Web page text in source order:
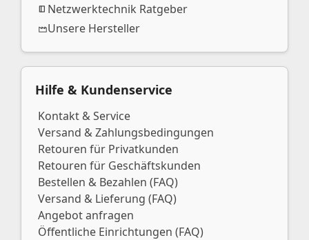
Netzwerktechnik Ratgeber
Unsere Hersteller
Hilfe & Kundenservice
Kontakt & Service
Versand & Zahlungsbedingungen
Retouren für Privatkunden
Retouren für Geschäftskunden
Bestellen & Bezahlen (FAQ)
Versand & Lieferung (FAQ)
Angebot anfragen
Öffentliche Einrichtungen (FAQ)